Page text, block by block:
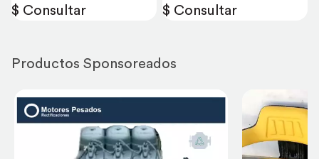
$ Consultar $ Consultar
Productos Sponsoreados